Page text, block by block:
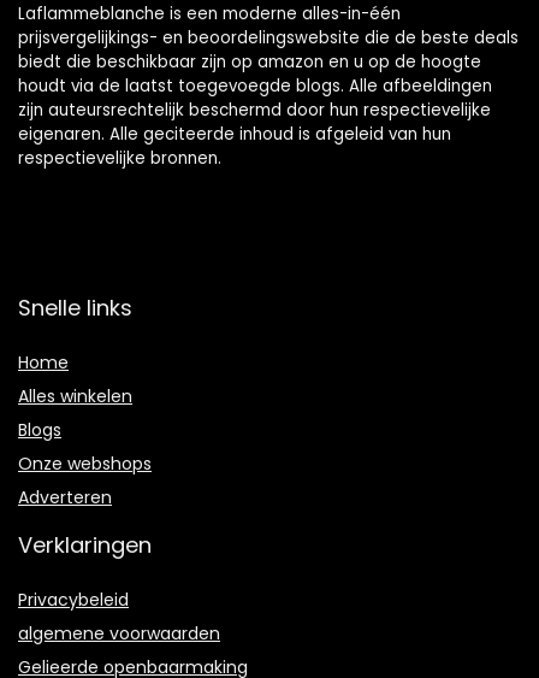
Laflammeblanche is een moderne alles-in-één
prijsvergelijkings- en beoordelingswebsite die de beste deals
biedt die beschikbaar zijn op amazon en u op de hoogte
houdt via de laatst toegevoegde blogs. Alle afbeeldingen
zijn auteursrechtelijk beschermd door hun respectievelijke
eigenaren. Alle geciteerde inhoud is afgeleid van hun
respectievelijke bronnen.
Snelle links
Home
Alles winkelen
Blogs
Onze webshops
Adverteren
Verklaringen
Privacybeleid
algemene voorwaarden
Gelieerde openbaarmaking